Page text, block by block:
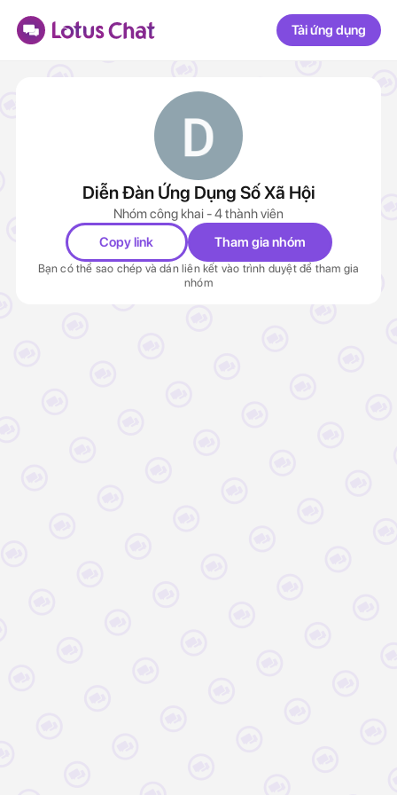
Tải ứng dụng
Diễn Đàn Ứng Dụng Số Xã Hội
Nhóm công khai - 4 thành viên
Copy link
Tham gia nhóm
Bạn có thể sao chép và dán liên kết vào trình duyệt để tham gia
nhóm